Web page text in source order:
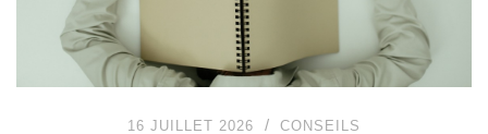
16 JUILLET 2026 CONSEILS